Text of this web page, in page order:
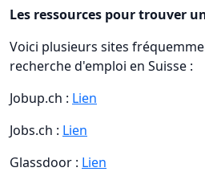
Les ressources pour trouver
Voici plusieurs sites
recherche d'emploi en Suisse :
Jobup.ch : Lien
Jobs.ch : Lien
Glassdoor : Lien